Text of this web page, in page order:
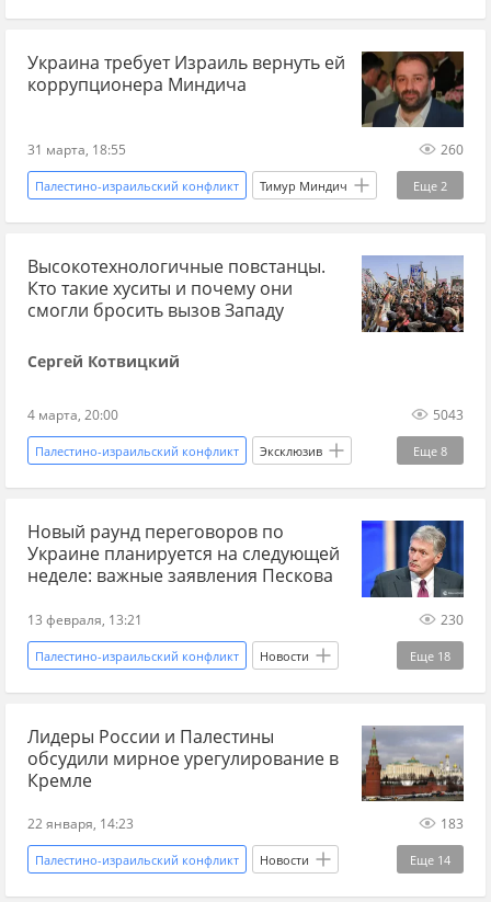
История Ливан Израиль Бейрут
Гамаль Насер Хезболла
Лига арабских государств (ЛАГ)
Ближний Восток Палестина Сирия
Украина требует Израиль вернуть ей
коррупционера Миндича
31 марта, 18:55 260
Еще 2
Палестино-израильский конфликт Тимур Миндич
Новости Украина
Высокотехнологичные повстанцы.
Кто такие хуситы и почему они
смогли бросить вызов Западу
Сергей Котвицкий
4 марта, 20:00 5043
Еще 8
Палестино-израильский конфликт Эксклюзив
Йемен хуситы США
Великобритания История Иран
Пентагон Хезболла
Новый раунд переговоров по
Украине планируется на следующей
неделе: важные заявления Пескова
13 февраля, 13:21 230
Еще 18
Палестино-израильский конфликт Новости
Россия Украина США
Дмитрий Песков Украина.ру
МИД переговоры новости переговоров
Переговоры по Украине 2026
Лидеры России и Палестины
обсудили мирное урегулирование в
Кремле
22 января, 14:23 183
Еще 14
Палестино-израильский конфликт Новости